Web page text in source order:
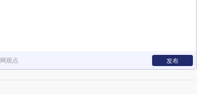
观点 发布